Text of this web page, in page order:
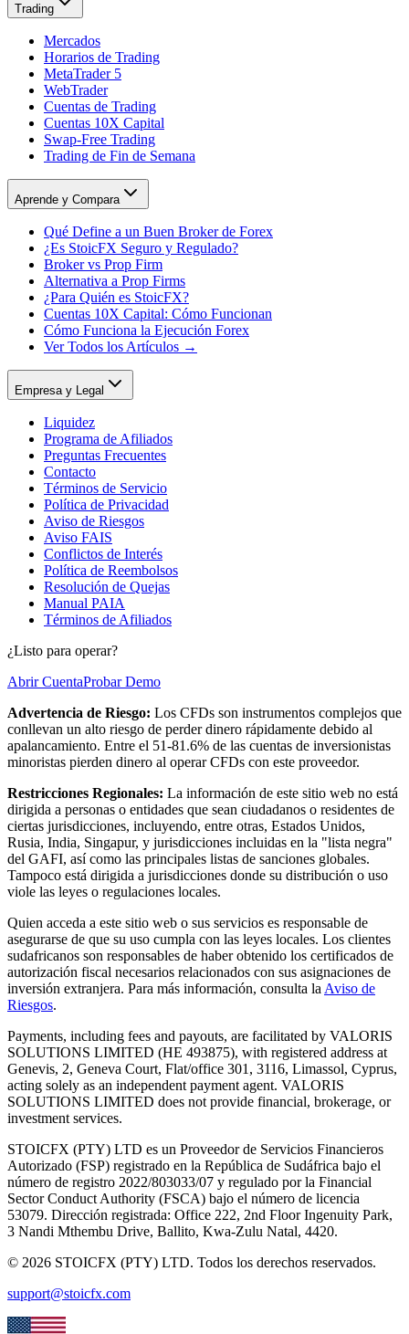
Trading
Mercados
Horarios de Trading
MetaTrader 5
WebTrader
Cuentas de Trading
Cuentas 10X Capital
Swap-Free Trading
Trading de Fin de Semana
Aprende y Compara
Qué Define a un Buen Broker de Forex
¿Es StoicFX Seguro y Regulado?
Broker vs Prop Firm
Alternativa a Prop Firms
¿Para Quién es StoicFX?
Cuentas 10X Capital: Cómo Funcionan
Cómo Funciona la Ejecución Forex
Ver Todos los Artículos →
Empresa y Legal
Liquidez
Programa de Afiliados
Preguntas Frecuentes
Contacto
Términos de Servicio
Política de Privacidad
Aviso de Riesgos
Aviso FAIS
Conflictos de Interés
Política de Reembolsos
Resolución de Quejas
Manual PAIA
Términos de Afiliados
¿Listo para operar?
Abrir CuentaProbar Demo
Advertencia de Riesgo: Los CFDs son instrumentos complejos que
conllevan un alto riesgo de perder dinero rápidamente debido al
apalancamiento. Entre el 51-81.6% de las cuentas de inversionistas
minoristas pierden dinero al operar CFDs con este proveedor.
Restricciones Regionales: La información de este sitio web no está
dirigida a personas o entidades que sean ciudadanos o residentes de
ciertas jurisdicciones, incluyendo, entre otras, Estados Unidos,
Rusia, India, Singapur, y jurisdicciones incluidas en la "lista negra"
del GAFI, así como las principales listas de sanciones globales.
Tampoco está dirigida a jurisdicciones donde su distribución o uso
viole las leyes o regulaciones locales.
Quien acceda a este sitio web o sus servicios es responsable de
asegurarse de que su uso cumpla con las leyes locales. Los clientes
sudafricanos son responsables de haber obtenido los certificados de
autorización fiscal necesarios relacionados con sus asignaciones de
inversión extranjera. Para más información, consulta la Aviso de
Riesgos.
Payments, including fees and payouts, are facilitated by VALORIS
SOLUTIONS LIMITED (HE 493875), with registered address at
Genevis, 2, Geneva Court, Flat/office 301, 3116, Limassol, Cyprus,
acting solely as an independent payment agent. VALORIS
SOLUTIONS LIMITED does not provide financial, brokerage, or
investment services.
STOICFX (PTY) LTD es un Proveedor de Servicios Financieros
Autorizado (FSP) registrado en la República de Sudáfrica bajo el
número de registro 2022/803033/07 y regulado por la Financial
Sector Conduct Authority (FSCA) bajo el número de licencia
53079. Dirección registrada: Office 222, 2nd Floor Ingenuity Park,
3 Nandi Mthembu Drive, Ballito, Kwa-Zulu Natal, 4420.
© 2026 STOICFX (PTY) LTD. Todos los derechos reservados.
support@stoicfx.com